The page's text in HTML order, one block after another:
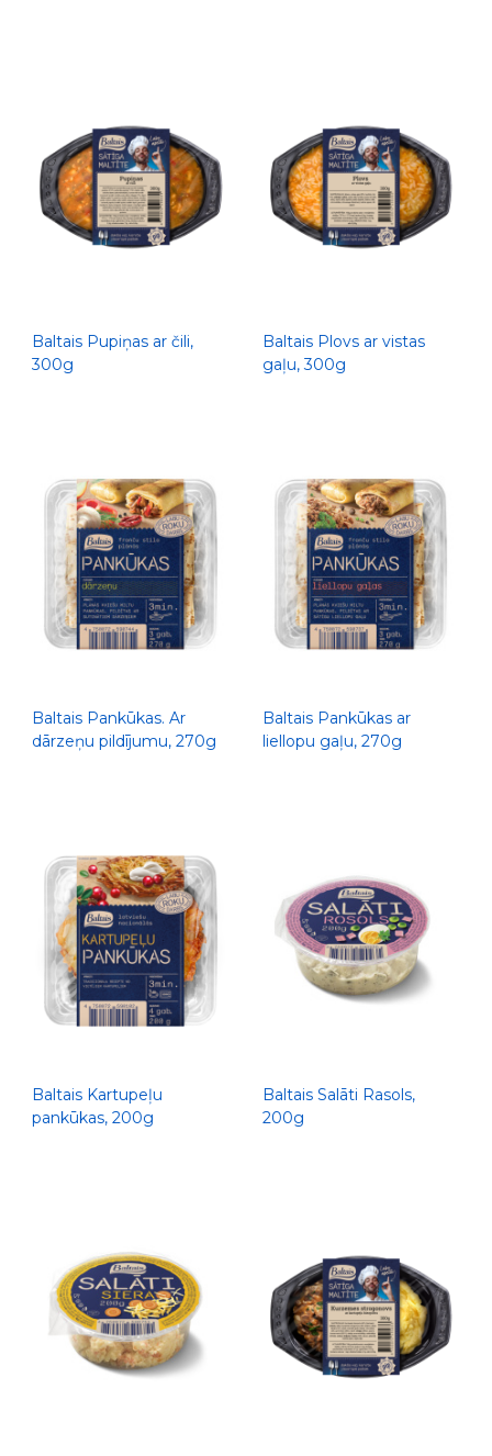
Baltais Pupiņas ar čili,
300g
Baltais Plovs ar vistas
gaļu, 300g
Baltais Pankūkas. Ar
dārzeņu pildījumu, 270g
Baltais Pankūkas ar
liellopu gaļu, 270g
Baltais Kartupeļu
pankūkas, 200g
Baltais Salāti Rasols,
200g